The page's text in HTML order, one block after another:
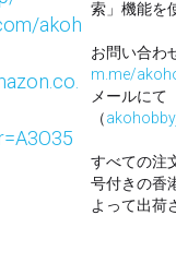
akoh
索」機能を
お問い合わ
m.me/
メールにて
（
すべての注
号付きの香
よって出荷